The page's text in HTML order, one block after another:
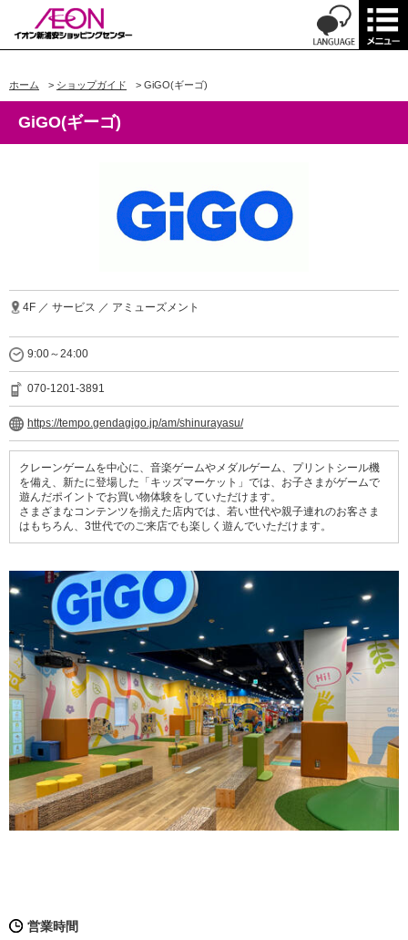
ホーム > ショップガイド > GiGO(ギーゴ)
GiGO(ギーゴ)
4F ／ サービス ／ アミューズメント
9:00～24:00
070-1201-3891
https://tempo.gendagigo.jp/am/shinurayasu/
クレーンゲームを中心に、音楽ゲームやメダルゲーム、プリントシール機
を備え、新たに登場した「キッズマーケット」では、お子さまがゲームで
遊んだポイントでお買い物体験をしていただけます。
さまざまなコンテンツを揃えた店内では、若い世代や親子連れのお客さま
はもちろん、3世代でのご来店でも楽しく遊んでいただけます。
営業時間